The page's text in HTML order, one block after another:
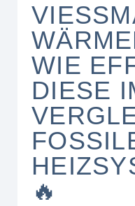
WIE
DIESE
🔥